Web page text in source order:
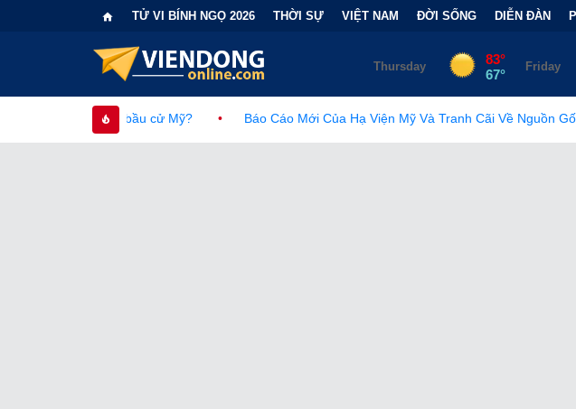
TỬ VI BÍNH NGỌ 2026 THỜI SỰ VIỆT NAM ĐỜI SỐNG DIỄN ĐÀN
• Báo Cáo Mới Của Hạ Viện Mỹ Và Tranh Cãi Về Nguồn Gốc SARS-CoV-2 Từ